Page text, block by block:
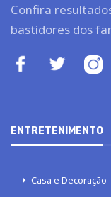
Confira
bastidores dos
ENTRETENIMENTO
Casa e Decoração